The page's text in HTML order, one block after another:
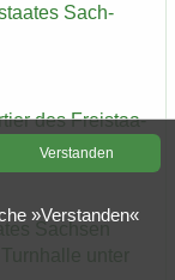
Sach­
des Frei­staa­
unter
Ver­stan­den
»Ver­stan­den«